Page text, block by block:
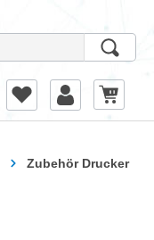
Zubehör Drucker